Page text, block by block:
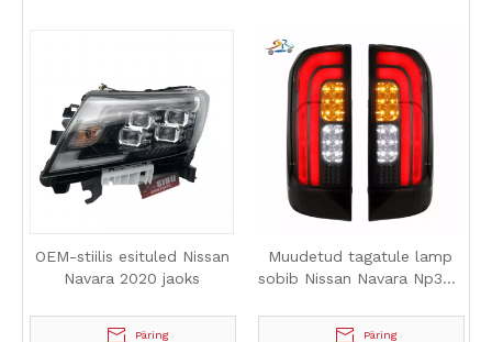
OEM-stiilis esituled Nissan
Navara 2020 jaoks
Päring
Muudetud tagatule lamp
sobib Nissan Navara Np300
Päring